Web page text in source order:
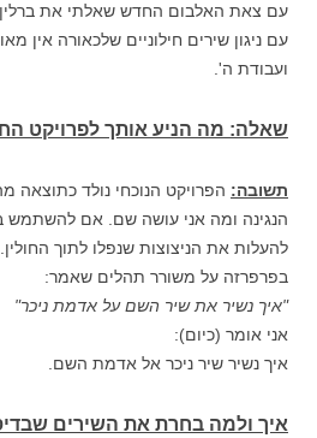
עם צאת האלבום החדש שאלתי את ברלין
עם ניגון שירים חילוניים שלכאורה אין
ועבודת ה'.
שאלה: מה הניע אותך לפרויקט
תשובה: הפרויקט הנוכחי נולד כתוצאה
הנגינה ומה אני עושה שם. אם להשתמש
להעלות את הניצוצות שנפלו לתוך החולין.
בפרפרזה על משורר תהלים שאמר:
"איך נשיר את שיר השם על אדמת ניכר"
אני אומר (כיום):
איך נשיר שיר ניכר אל אדמת השם.
איך ולמה בחרת את השירים